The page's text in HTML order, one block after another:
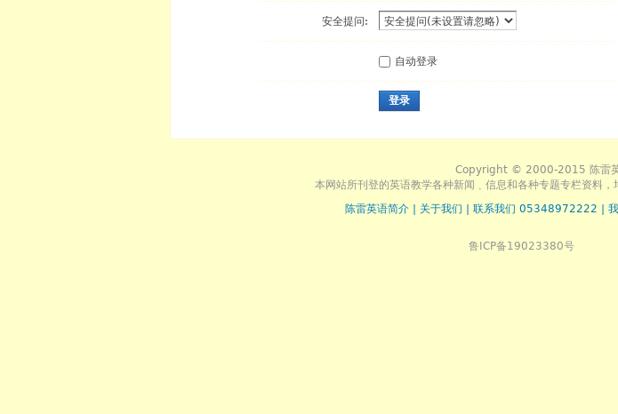
安全提问:
自动登录
登录
Copyright © 2000-2015 陈雷
本网站所刊登的英语教学各种新闻﹑信息和各种专题专栏资料
陈雷英语简介
关于我们 联系我们 05348972222
鲁ICP备19023380号